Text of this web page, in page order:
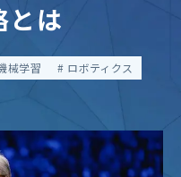
とは
械学習
ロボティクス